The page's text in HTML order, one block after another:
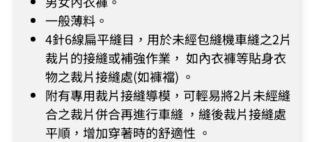
一般薄料。
4針6線扁平縫目，用於未經包縫機車縫之2片
裁片的接縫或補強作業， 如內衣褲等貼身衣
物之裁片接縫處(如褲襠) 。
附有專用裁片接縫導模，可輕易將2片未經縫
合之裁片併合再進行車縫 ，縫後裁片接縫處
平順，增加穿著時的舒適性 。